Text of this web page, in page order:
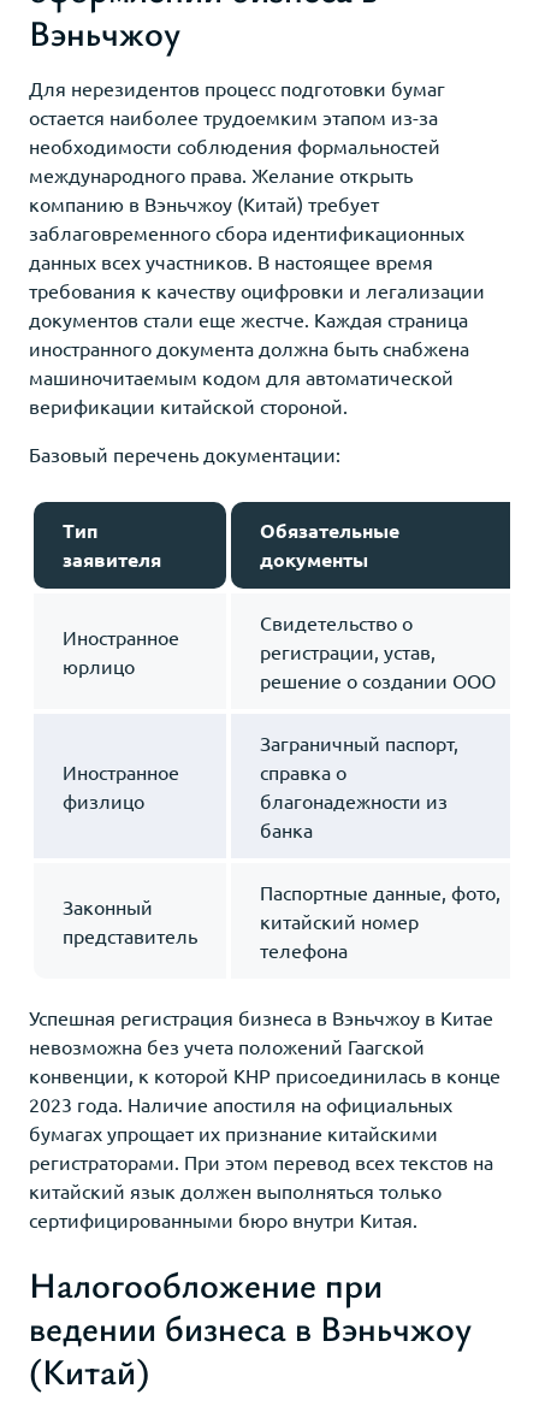
Вэньчжоу
Для нерезидентов процесс подготовки бумаг
остается наиболее трудоемким этапом из-за
необходимости соблюдения формальностей
международного права. Желание открыть
компанию в Вэньчжоу (Китай) требует
заблаговременного сбора идентификационных
данных всех участников. В настоящее время
требования к качеству оцифровки и легализации
документов стали еще жестче. Каждая страница
иностранного документа должна быть снабжена
машиночитаемым кодом для автоматической
верификации китайской стороной.
Базовый перечень документации:
Тип
заявителя
Обязательные
документы
Иностранное
юрлицо
Свидетельство о
регистрации, устав,
решение о создании ООО
Иностранное
физлицо
Заграничный паспорт,
справка о
благонадежности из
банка
Законный
представитель
Паспортные данные, фото,
китайский номер
телефона
Успешная регистрация бизнеса в Вэньчжоу в Китае
невозможна без учета положений Гаагской
конвенции, к которой КНР присоединилась в конце
2023 года. Наличие апостиля на официальных
бумагах упрощает их признание китайскими
регистраторами. При этом перевод всех текстов на
китайский язык должен выполняться только
сертифицированными бюро внутри Китая.
Налогообложение при
ведении бизнеса в Вэньчжоу
(Китай)